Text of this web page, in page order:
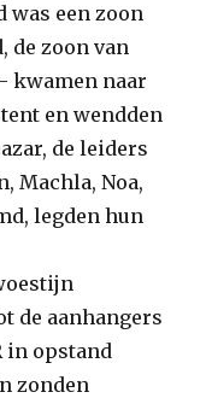
was een zoon
de zoon van
kwamen naar
en wendden
de leiders
Machla, Noa,
legden hun
de aanhangers
in opstand
zonden